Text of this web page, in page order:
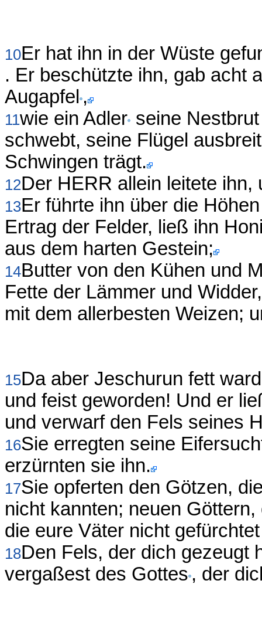
10Er hat ihn in der Wüste
. Er beschützte ihn, gab acht
Augapfel ,
11wie ein Adler seine
schwebt, seine Flügel
Schwingen trägt.
12Der HERR allein leitete ihn,
13Er führte ihn über die
Ertrag der Felder, ließ ihn
aus dem harten Gestein;
14Butter von den Kühen und
Fette der Lämmer und
mit dem allerbesten Weizen;
15Da aber Jeschurun fett
und feist geworden! Und er
und verwarf den Fels seines
16Sie erregten seine
erzürnten sie ihn.
17Sie opferten den Götzen,
nicht kannten; neuen
die eure Väter nicht
18Den Fels, der dich gezeugt
vergaßest des Gottes , der